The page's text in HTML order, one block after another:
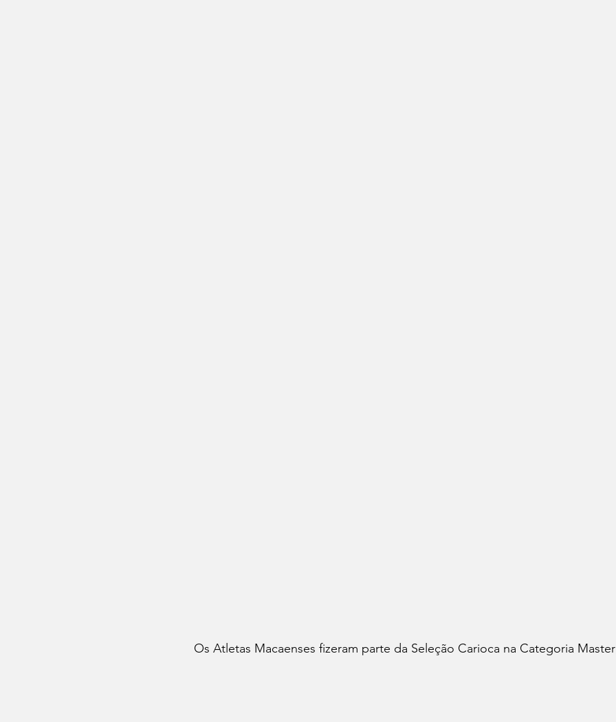
Os Atletas Macaenses fizeram parte da Seleção Carioca na Categoria